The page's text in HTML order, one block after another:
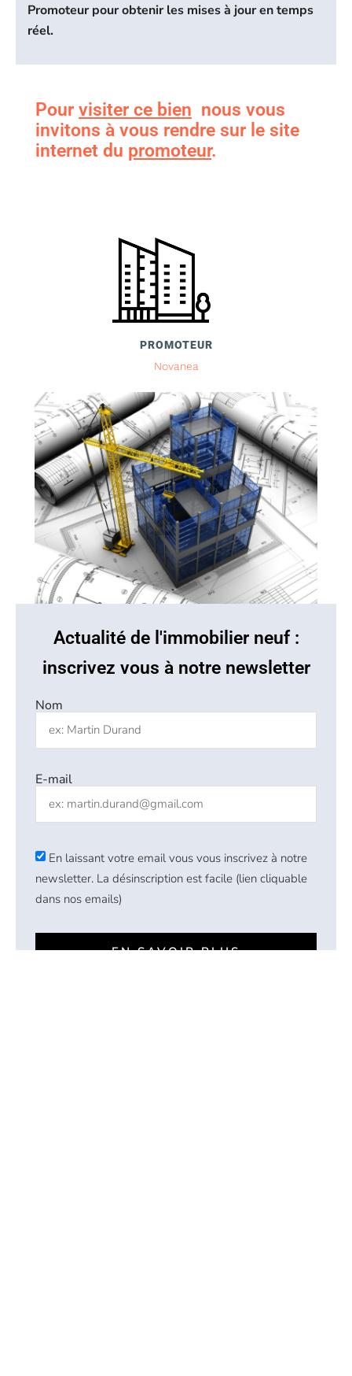
Promoteur pour obtenir les mises à jour en temps
réel.
Pour visiter ce bien nous vous
invitons à vous rendre sur le site
internet du promoteur.
PROMOTEUR
Novanea
Actualité de l'immobilier neuf :
inscrivez vous à notre newsletter
Nom
E-mail
En laissant votre email vous vous inscrivez à notre
newsletter. La désinscription est facile (lien cliquable
dans nos emails)
EN SAVOIR PLUS